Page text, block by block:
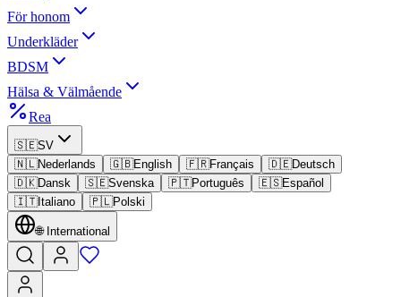
För honom
Underkläder
BDSM
Hälsa & Välmående
Rea
🇸🇪SV
🇳🇱Nederlands 🇬🇧English 🇫🇷Français 🇩🇪Deutsch
🇩🇰Dansk 🇸🇪Svenska 🇵🇹Português 🇪🇸Español
🇮🇹Italiano 🇵🇱Polski
🌐 International